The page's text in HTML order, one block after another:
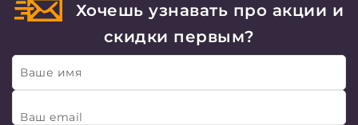
Хочешь узнавать про акции и
скидки первым?
Ваше имя
Ваш email